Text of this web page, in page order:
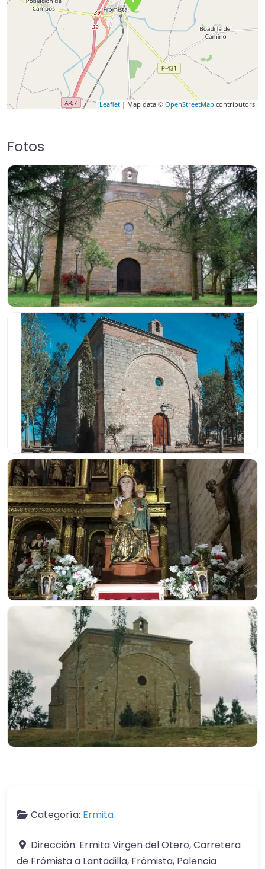
Leaflet | Map data © OpenStreetMap contributors
Fotos
Categoría: Ermita
Dirección: Ermita Virgen del Otero, Carretera
de Frómista a Lantadilla, Frómista, Palencia